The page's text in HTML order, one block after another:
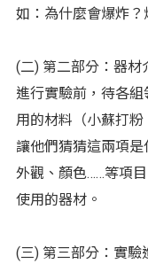
如：為什麼會爆炸？
(二) 第二部分：器材
進行實驗前，待各
用的材料（小蘇打
讓他們猜猜這兩項
外觀、顏色……等項
使用的器材。
(三) 第三部分：實驗